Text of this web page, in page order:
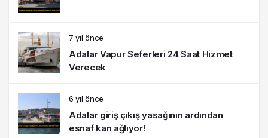
7 yıl önce
Adalar Vapur Seferleri 24 Saat Hizmet
Verecek
6 yıl önce
Adalar giriş çıkış yasağının ardından
esnaf kan ağlıyor!